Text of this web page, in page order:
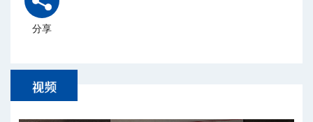
分享